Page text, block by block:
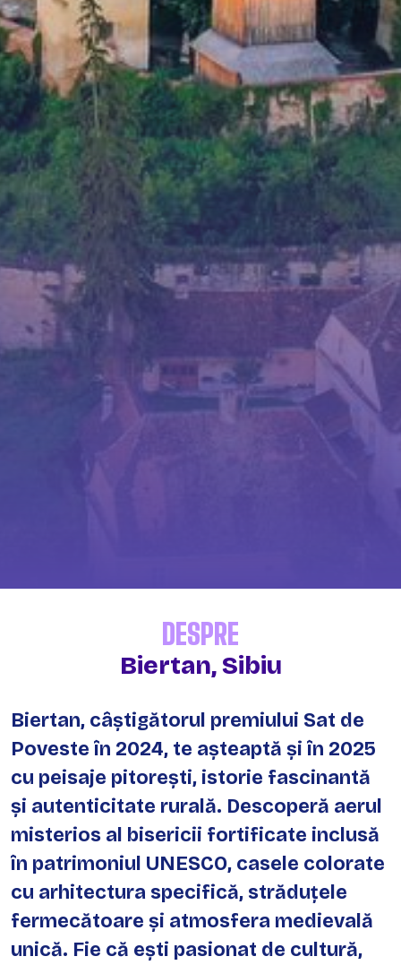
DESPRE
Biertan, Sibiu
Biertan, câștigătorul premiului Sat de
Poveste în 2024, te așteaptă și în 2025
cu peisaje pitorești, istorie fascinantă
și autenticitate rurală. Descoperă aerul
misterios al bisericii fortificate inclusă
în patrimoniul UNESCO, casele colorate
cu arhitectura specifică, străduțele
fermecătoare și atmosfera medievală
unică. Fie că ești pasionat de cultură,